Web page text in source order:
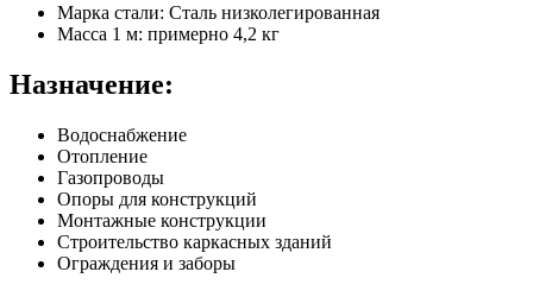
Марка стали: Сталь низколегированная
Масса 1 м: примерно 4,2 кг
Назначение:
Водоснабжение
Отопление
Газопроводы
Опоры для конструкций
Монтажные конструкции
Строительство каркасных зданий
Ограждения и заборы